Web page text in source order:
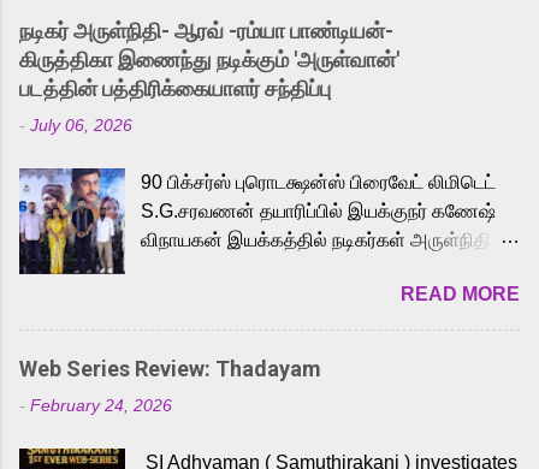
into the world of Eternia, the recently
released Tamil trailer has also generated
strong excitement among Tamil audiences.
Adding to the growing buzz is the film’s
to the iconic superhero He-Man. Known for
memorable songs like “Behene De” from
Raavan, “Oru Maalai” from Ghajini, and
loved for his versatile voice and strong
command over multiple languages, making
him a strong fit for the legendary character.
cinema, voices the menacing Skeletor
நடிகர் அருள்நிதி- ஆரவ் -ரம்யா பாண்டியன்-
கிருத்திகா இணைந்து நடிக்கும் 'அருள்வான்'
படத்தின் பத்திரிக்கையாளர் சந்திப்பு
- July 06, 2026
90 பிக்சர்ஸ் புரொடக்ஷன்ஸ் பிரைவேட் லிமிடெட்
S.G.சரவணன் தயாரிப்பில் இயக்குநர் கணேஷ்
விநாயகன் இயக்கத்தில் நடிகர்கள் அருள்நிதி -
முக்கிய வேடத்தில் இணைந்து நடித்திருக்கும்
'அருள்வான்' திரைப்படத்தினை
பத்திரிக்கையாளர் சந்திப்பு சென்னையில்
நடைபெற்றது. இயக்குநர் கணேஷ் விநாயகன்
இயக்கத்தில் உருவாகியுள்ள 'அருள்வான்'
READ MORE
Web Series Review: Thadayam
- February 24, 2026
SI Adhyaman ( Samuthirakani ) investigates